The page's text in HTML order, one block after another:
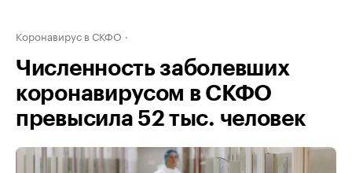
Коронавирус в СКФО
Численность заболевших
коронавирусом в СКФО
превысила 52 тыс. человек